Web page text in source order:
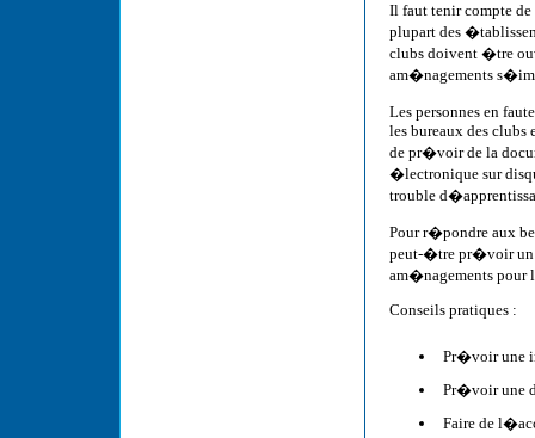
Il faut tenir compte de
plupart des
clubs doivent �tre
am�nagements
Les personnes en
les bureaux des clubs
de pr�voir de la
�lectronique sur
trouble
Pour r�pondre aux
peut-�tre pr�voir un
am�nagements
Conseils pratiques :
Pr�voir une
Pr�voir une
Faire de